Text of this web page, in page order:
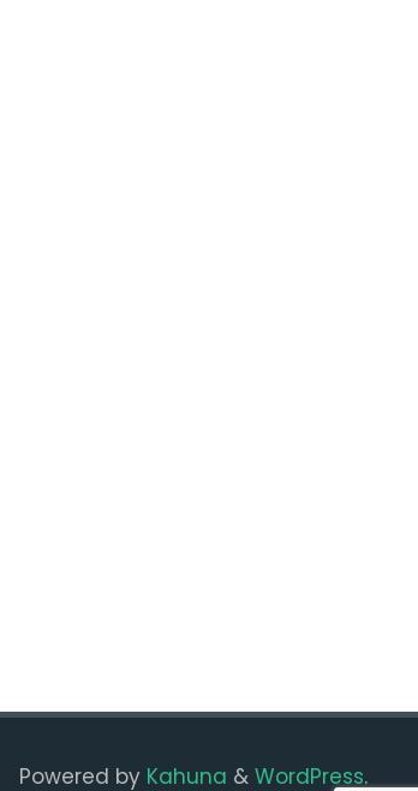
Powered by Kahuna & WordPress.